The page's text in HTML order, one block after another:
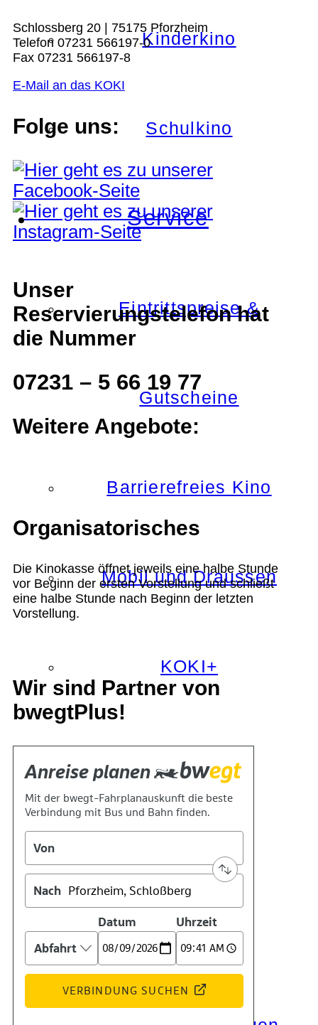
Kinderkino
Schulkino
Service
Eintrittspreise &
Gutscheine
Barrierefreies Kino
Mobil und Draussen
KOKI+
Das Team
Schlossberg 20 | 75175 Pforzheim
Telefon 07231 566197-0
Fax 07231 566197-8
E-Mail an das KOKI
Folge uns:
Unser
Reservierungstelefon hat
die Nummer
07231 – 5 66 19 77
Weitere Angebote:
Organisatorisches
Die Kinokasse öffnet jeweils eine halbe Stunde
vor Beginn der ersten Vorstellung und schließt
eine halbe Stunde nach Beginn der letzten
Vorstellung.
Wir sind Partner von
bwegtPlus!